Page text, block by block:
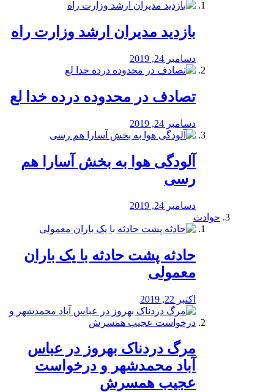
بازدید مدیران ارشد وزارت راه
دسامبر 24, 2019
تصادف در محدوده درده خدا لع
دسامبر 24, 2019
آلودگی هوا به بخش آسارا هم
رسی
دسامبر 24, 2019
حوادث
️حادثه پشت حادثه با یک باران
معمولی
اکتبر 22, 2019
مرگ دردناک بهروز در عباس
آباد محمدشهر و درخواست
عجیب همسرش